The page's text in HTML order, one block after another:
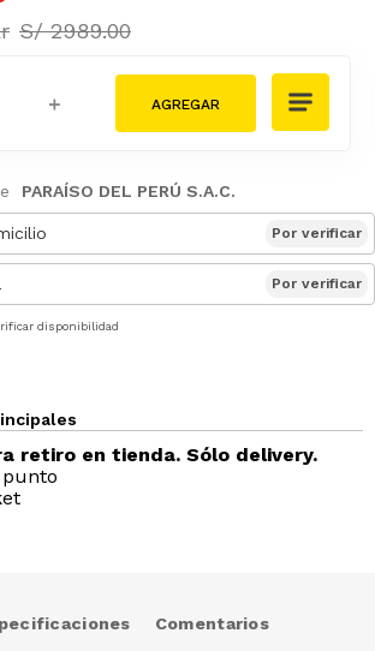
S/ 2989.00
＋
PARAÍSO DEL PERÚ S.A.C.
Por verificar
Por verificar
disponibilidad
retiro en tienda. Sólo delivery.
Comentarios